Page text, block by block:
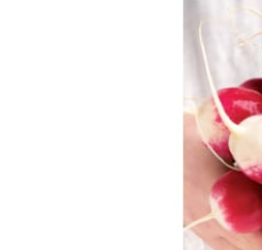
Arbustes de
Plantes
Arbres
Conifères
Plantes
Rosiers